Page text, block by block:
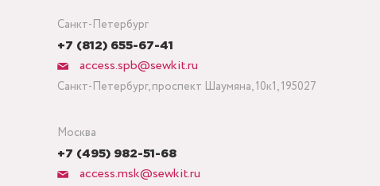
Санкт-Петербург
+7 (812) 655-67-41
access.spb@sewkit.ru
Санкт-Петербург, проспект Шаумяна, 10к1, 195027
Москва
+7 (495) 982-51-68
access.msk@sewkit.ru